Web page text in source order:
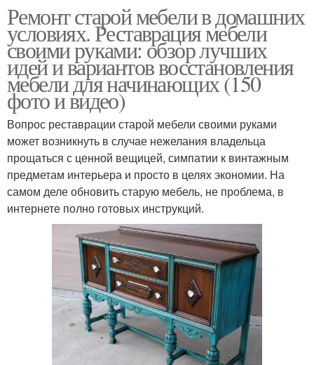
Ремонт старой мебели в домашних
условиях. Реставрация мебели
своими руками: обзор лучших
идей и вариантов восстановления
мебели для начинающих (150
фото и видео)
Вопрос реставрации старой мебели своими руками
может возникнуть в случае нежелания владельца
прощаться с ценной вещицей, симпатии к винтажным
предметам интерьера и просто в целях экономии. На
самом деле обновить старую мебель, не проблема, в
интернете полно готовых инструкций.